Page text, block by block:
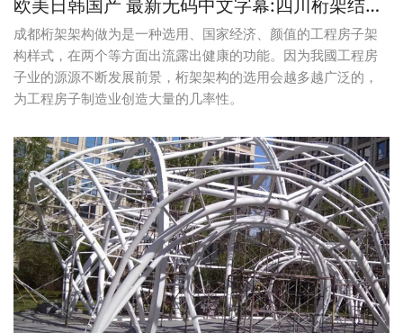
欧美日韩国产 最新无码中文字幕:四川桁架结构
安装：揭秘桁架结构的实用优势
成都桁架架构做为是一种选用、国家经济、颜值的工程房子架
构样式，在两个等方面出流露出健康的功能。因为我國工程房
子业的源源不断发展前景，桁架架构的选用会越多越广泛的，
为工程房子制造业创造大量的几率性。